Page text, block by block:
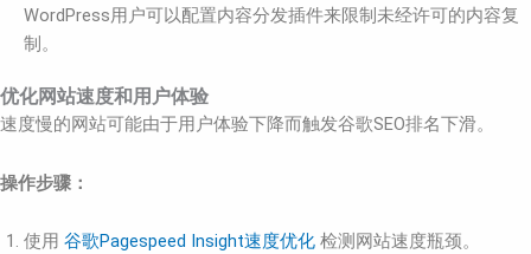
WordPress用户可以配置内容分发插件来限制未经许可的内容复
制。
优化网站速度和用户体验
速度慢的网站可能由于用户体验下降而触发谷歌SEO排名下滑。
操作步骤：
使用 谷歌Pagespeed Insight速度优化 检测网站速度瓶颈。